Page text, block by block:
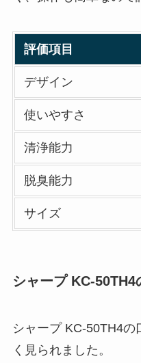
評価項目
デザイン
使いやすさ
清浄能力
脱臭能力
サイズ
シャープ KC-50TH4
シャープ KC-50TH4の
く見られました。